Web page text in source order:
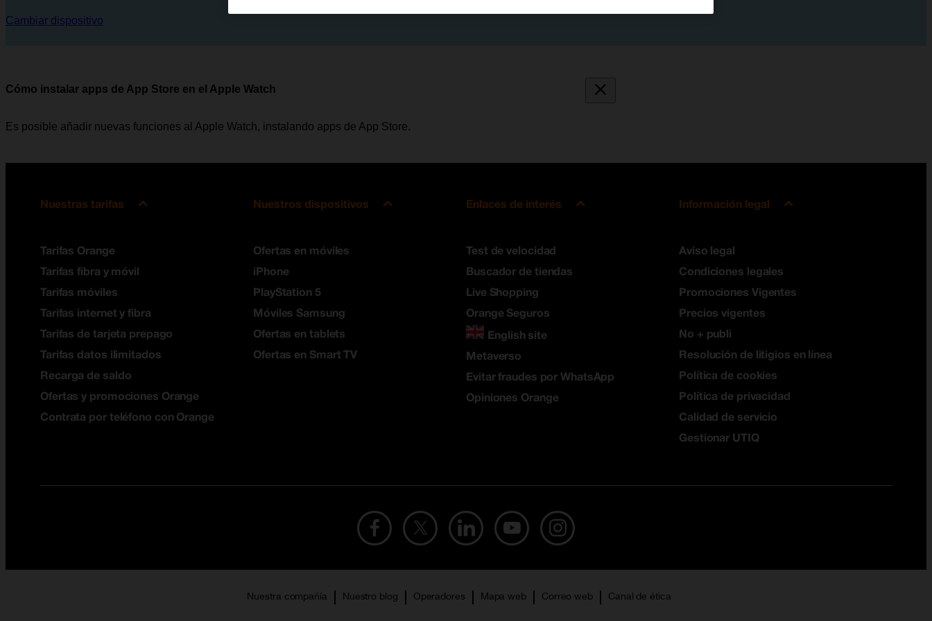
Cambiar dispositivo
Cómo instalar apps de App Store en el Apple Watch
Es posible añadir nuevas funciones al Apple Watch, instalando apps de App Store.
Nuestras tarifas
Tarifas Orange
Tarifas fibra y móvil
Tarifas móviles
Tarifas internet y fibra
Tarifas de tarjeta prepago
Tarifas datos ilimitados
Recarga de saldo
Ofertas y promociones Orange
Contrata por teléfono con Orange
Nuestros dispositivos
Ofertas en móviles
iPhone
PlayStation 5
Móviles Samsung
Ofertas en tablets
Ofertas en Smart TV
Enlaces de interés
Test de velocidad
Buscador de tiendas
Live Shopping
Orange Seguros
English site
Metaverso
Evitar fraudes por WhatsApp
Opiniones Orange
Información legal
Aviso legal
Condiciones legales
Promociones Vigentes
Precios vigentes
No + publi
Resolución de litigios en línea
Política de cookies
Política de privacidad
Calidad de servicio
Gestionar UTIQ
Nuestra compañía Nuestro blog Operadores Mapa web Correo web Canal de ética